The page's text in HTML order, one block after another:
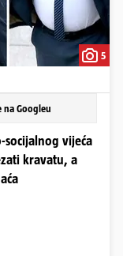
5
na Googleu
socijalnog vijeća
kravatu, a